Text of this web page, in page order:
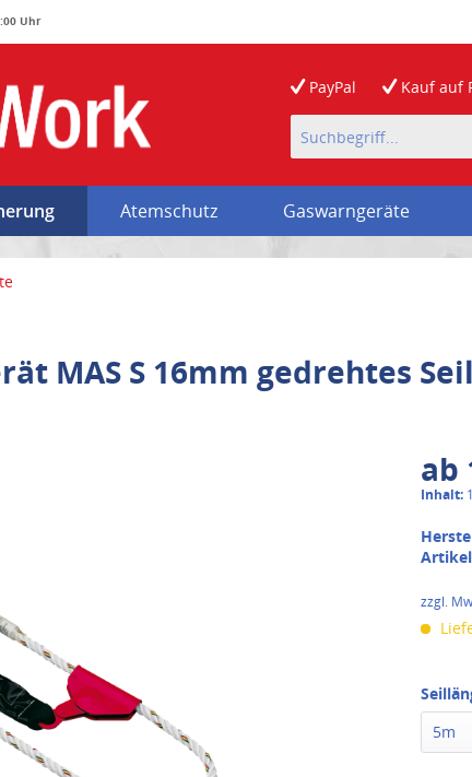
Uhr
PayPal Kauf auf
Atemschutz Gaswarngeräte
MAS S 16mm gedrehtes Seil
ab
Inhalt:
zzgl.
5m